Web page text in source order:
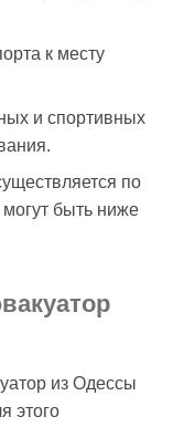
к месту
и спортивных
по
быть ниже
из Одессы
этого